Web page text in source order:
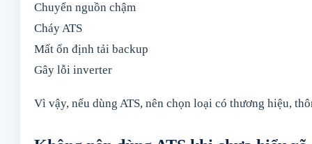
Chuyển nguồn chậm
Cháy ATS
Mất ổn định tải backup
Gây lỗi inverter
Vì vậy, nếu dùng ATS, nên chọn loại có thương hiệu,